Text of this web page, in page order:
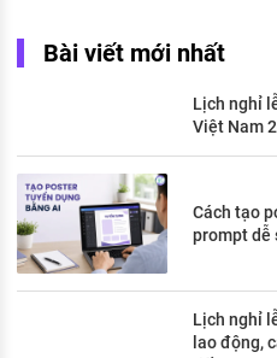
Bài viết mới nhất
Lịch nghỉ
Việt Nam
Cách tạo
prompt dễ
Lịch nghỉ
lao động,